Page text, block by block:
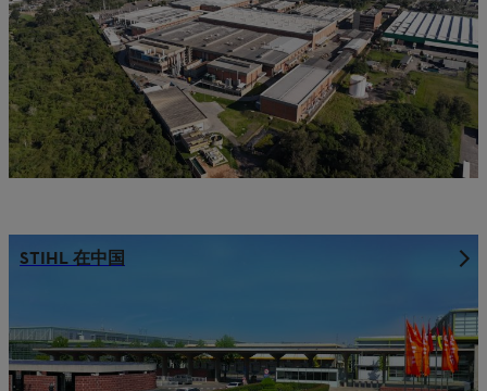
STIHL 在中国